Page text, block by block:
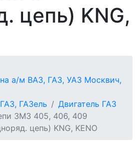
цепь) KNG,
а/м ВАЗ, ГАЗ, УАЗ Москвич,
ГАЗель
Двигатель ГАЗ
ЗМЗ 405, 406, 409
цепь) KNG, KENO